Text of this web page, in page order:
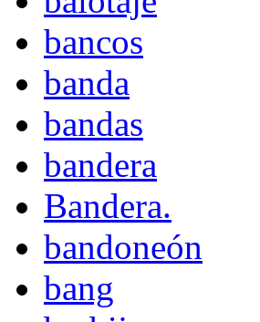
bancos
banda
bandas
bandera
Bandera.
bandoneón
bang